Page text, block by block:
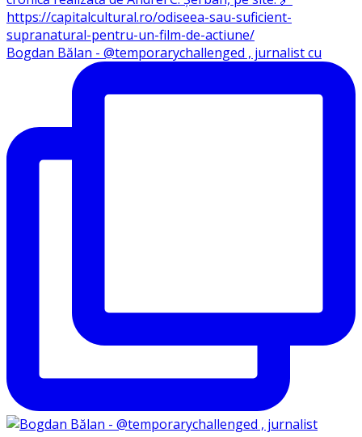
Bogdan Bălan - @temporarychallenged , jurnalist cu